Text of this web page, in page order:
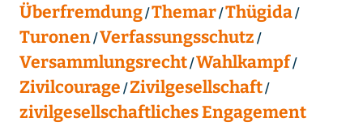
Überfremdung Themar Thügida
Turonen Verfassungsschutz
Versammlungsrecht Wahlkampf
Zivilcourage Zivilgesellschaft
zivilgesellschaftliches Engagement